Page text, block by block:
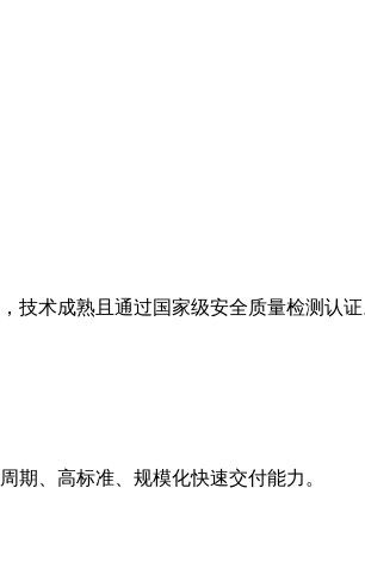
技术成熟且通过国家级安全质量检测认证
期、高标准、规模化快速交付能力。